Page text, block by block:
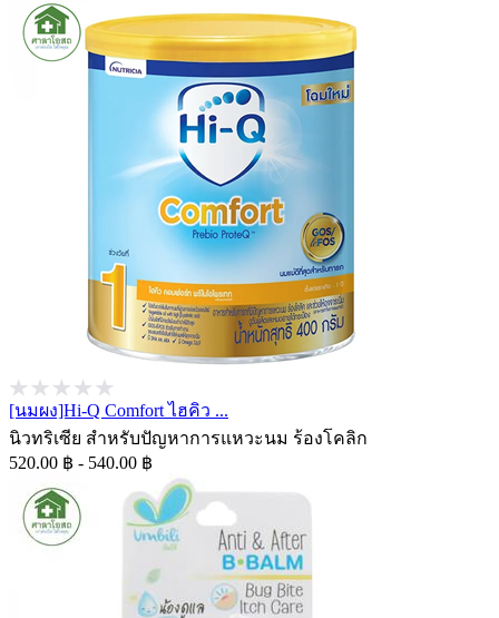
[นมผง]Hi-Q Comfort ไฮคิว ...
นิวทริเซีย สำหรับปัญหาการแหวะนม ร้องโคลิก
520.00 ฿ - 540.00 ฿